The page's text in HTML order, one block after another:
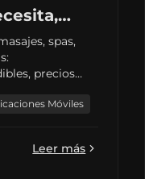
reales
spas,
precios
Móviles
Leer más